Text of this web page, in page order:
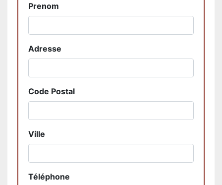
Prenom
Adresse
Code Postal
Ville
Téléphone